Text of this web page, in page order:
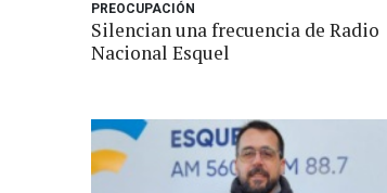
PREOCUPACIÓN
Silencian una frecuencia de Radio
Nacional Esquel